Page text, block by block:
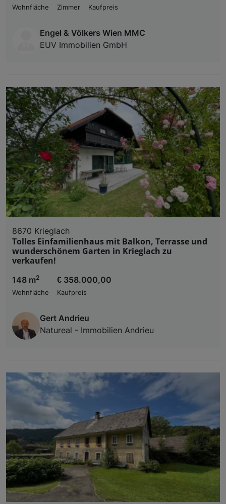
Wohnfläche
Zimmer Kaufpreis
Engel & Völkers Wien MMC
EUV Immobilien GmbH
8670 Krieglach
Tolles Einfamilienhaus mit Balkon, Terrasse und
wunderschönem Garten in Krieglach zu
verkaufen!
148 m2
Wohnfläche
€ 358.000,00
Kaufpreis
Gert Andrieu
Natureal - Immobilien Andrieu